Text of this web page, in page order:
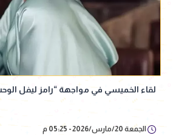
لقاء الخميسي في مواجهة “رامز ليفل
الجمعة 20/مارس/2026 - 05:25 م